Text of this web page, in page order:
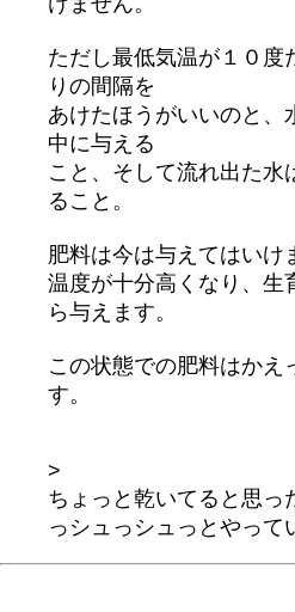
ただし最低気温が１０度
りの間隔を
あけたほうがいいのと、
中に与える
こと、そして流れ出た水
ること。
肥料は今は与えてはいけ
温度が十分高くなり、生
ら与えます。
この状態での肥料はかえ
す。
>
ちょっと乾いてると思っ
っシュっシュっとやって